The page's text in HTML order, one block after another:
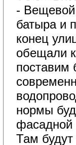
- Вещевой
батыра и
конец
обещали
поставим
нормы
фасадной
Там